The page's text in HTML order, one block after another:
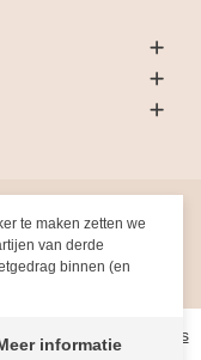
te maken zetten we
van derde
binnen (en
informatie
Dev
WebwinkelKeur Reviews